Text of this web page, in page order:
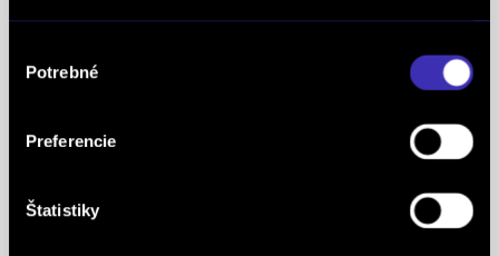
súhlasu
Potrebné
Preferencie
Štatistiky
FINAL-CD získalo prestížny certifikát AAA Highest
Creditworthiness, tento certifikát je jedným z
najdôležitejších Európskych štandardov
definujúcich kvalitu obchodnej činnosti. Je